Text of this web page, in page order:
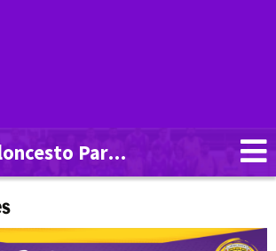
Club Baloncesto Paradas